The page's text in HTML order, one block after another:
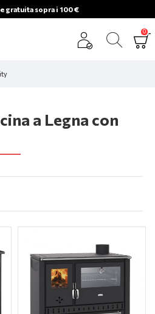
gratuita sopra i 100 €
0
a Legna con